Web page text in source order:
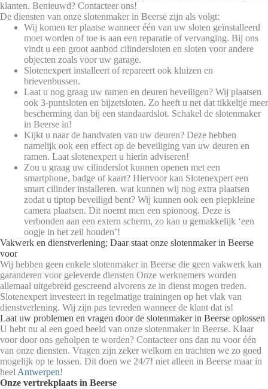
klanten. Benieuwd? Contacteer ons!
De diensten van onze slotenmaker in Beerse zijn als volgt:
Wij komen ter plaatse wanneer één van uw sloten geïnstalleerd
moet worden of toe is aan een reparatie of vervanging. Bij ons
vindt u een groot aanbod cilindersloten en sloten voor andere
objecten zoals voor uw garage.
Slotenexpert installeert of repareert ook kluizen en
brievenbussen.
Laat u nog graag uw ramen en deuren beveiligen? Wij plaatsen
ook 3-puntsloten en bijzetsloten. Zo heeft u net dat tikkeltje meer
bescherming dan bij een standaardslot. Schakel de slotenmaker
in Beerse in!
Kijkt u naar de handvaten van uw deuren? Deze hebben
namelijk ook een effect op de beveiliging van uw deuren en
ramen. Laat slotenexpert u hierin adviseren!
Zou u graag uw cilinderslot kunnen openen met een
smartphone, badge of kaart? Hiervoor kan Slotenexpert een
smart cilinder installeren. wat kunnen wij nog extra plaatsen
zodat u tiptop beveiligd bent? Wij kunnen ook een piepkleine
camera plaatsen. Dit noemt men een spionoog. Deze is
verbonden aan een extern scherm, zo kan u gemakkelijk ‘een
oogje in het zeil houden’!
Vakwerk en dienstverlening; Daar staat onze slotenmaker in Beerse
voor
Wij hebben geen enkele slotenmaker in Beerse die geen vakwerk kan
garanderen voor geleverde diensten Onze werknemers worden
allemaal uitgebreid gescreend alvorens ze in dienst mogen treden.
Slotenexpert investeert in regelmatige trainingen op het vlak van
dienstverlening. Wij zijn pas tevreden wanneer de klant dat is!
Laat uw problemen en vragen door de slotenmaker in Beerse oplossen
U hebt nu al een goed beeld van onze slotenmaker in Beerse. Klaar
voor door ons geholpen te worden? Contacteer ons dan nu voor één
van onze diensten. Vragen zijn zeker welkom en trachten we zo goed
mogelijk op te lossen. Dit doen we 24/7! niet alleen in Beerse maar in
heel Antwerpen!
Onze vertrekplaats in Beerse